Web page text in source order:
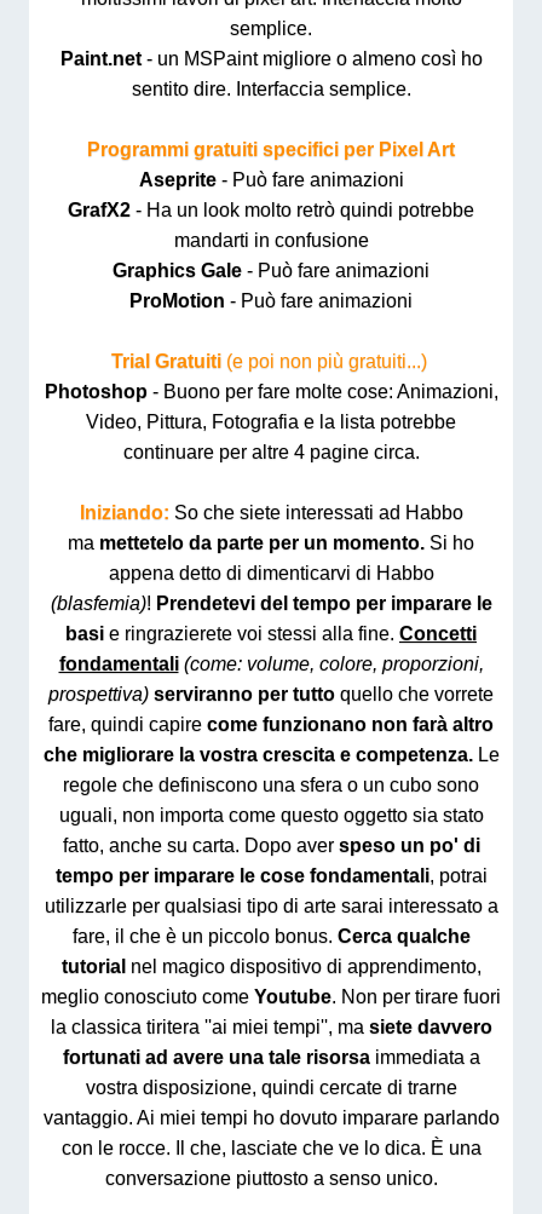
semplice.
Paint.net - un MSPaint migliore o almeno così ho
sentito dire. Interfaccia semplice.
Programmi gratuiti specifici per Pixel Art
Aseprite - Può fare animazioni
GrafX2 - Ha un look molto retrò quindi potrebbe
mandarti in confusione
Graphics Gale - Può fare animazioni
ProMotion - Può fare animazioni
Trial Gratuiti (e poi non più gratuiti...)
Photoshop - Buono per fare molte cose: Animazioni,
Video, Pittura, Fotografia e la lista potrebbe
continuare per altre 4 pagine circa.
Iniziando: So che siete interessati ad Habbo
ma mettetelo da parte per un momento. Si ho
appena detto di dimenticarvi di Habbo
(blasfemia)! Prendetevi del tempo per imparare le
basi e ringrazierete voi stessi alla fine. Concetti
fondamentali(come: volume, colore, proporzioni,
prospettiva) serviranno per tutto quello che vorrete
fare, quindi capire come funzionano non farà altro
che migliorare la vostra crescita e competenza.Le
regole che definiscono una sfera o un cubo sono
uguali, non importa come questo oggetto sia stato
fatto, anche su carta. Dopo averspeso un po' di
tempo per imparare le cose fondamentali, potrai
utilizzarle per qualsiasi tipo di arte sarai interessato a
fare, il che è un piccolo bonus. Cerca qualche
tutorial nel magico dispositivo di apprendimento,
meglio conosciuto come Youtube. Non per tirare fuori
la classica tiritera ''ai miei tempi'', ma siete davvero
fortunati ad avere una tale risorsa immediata a
vostra disposizione, quindi cercate di trarne
vantaggio. Ai miei tempi ho dovuto imparare parlando
con le rocce. Il che, lasciate che ve lo dica. È una
conversazione piuttosto a senso unico.